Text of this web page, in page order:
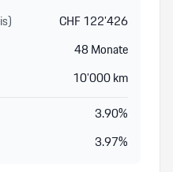
) CHF122’426
48Monate
10’000km
3.90%
3.97%